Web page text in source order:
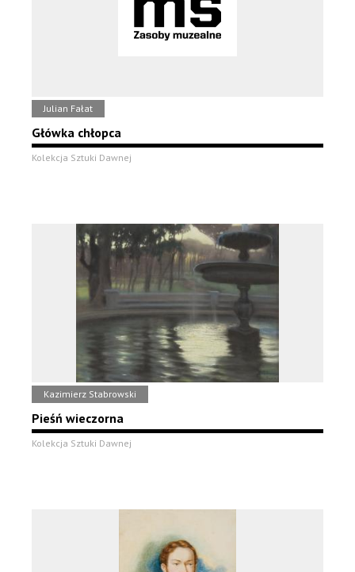
Julian Fałat
Główka chłopca
Kolekcja Sztuki Dawnej
Kazimierz Stabrowski
Pieśń wieczorna
Kolekcja Sztuki Dawnej